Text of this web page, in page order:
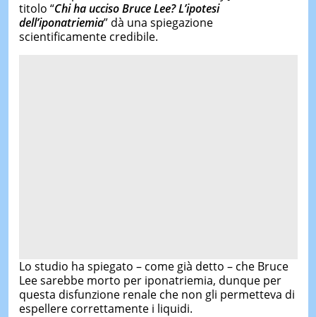
titolo “Chi ha ucciso Bruce Lee? L’ipotesi
dell’iponatriemia” dà una spiegazione
scientificamente credibile.
Lo studio ha spiegato – come già detto – che Bruce
Lee sarebbe morto per iponatriemia, dunque per
questa disfunzione renale che non gli permetteva di
espellere correttamente i liquidi.